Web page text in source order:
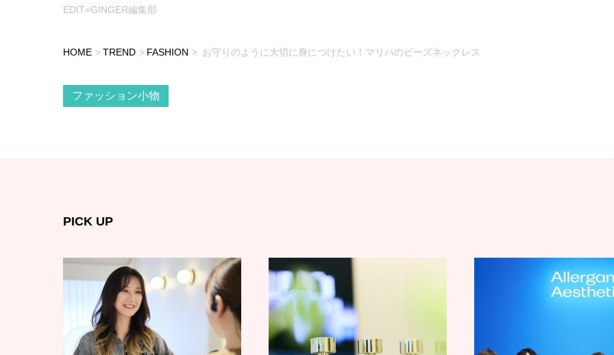
EDIT=GINGER編集部
HOME TREND FASHION お守りのように大切に身につけたい！マリハのビーズネックレス
ファッション小物
PICK UP